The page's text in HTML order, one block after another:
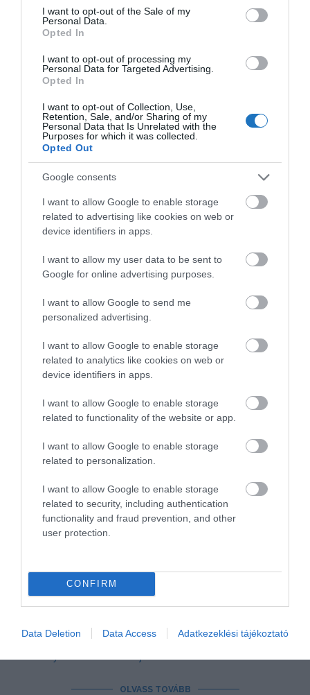
consent section.
I want to opt-out of the Sale of my
Personal Data.
Opted In
I want to opt-out of processing my
Personal Data for Targeted Advertising.
Opted In
I want to opt-out of Collection, Use,
Retention, Sale, and/or Sharing of my
Personal Data that Is Unrelated with the
Purposes for which it was collected.
Opted Out
Google consents
I want to allow Google to enable storage
related to advertising like cookies on web or
device identifiers in apps.
I want to allow my user data to be sent to
Google for online advertising purposes.
I want to allow Google to send me
personalized advertising.
I want to allow Google to enable storage
related to analytics like cookies on web or
device identifiers in apps.
I want to allow Google to enable storage
related to functionality of the website or app.
I want to allow Google to enable storage
related to personalization.
I want to allow Google to enable storage
related to security, including authentication
functionality and fraud prevention, and other
user protection.
CONFIRM
Data Deletion Data Access Adatkezeklési tájékoztató
TURISTÁK
A belföldi utazók elsősorban az akciós árakat,
csomagajánlatokat, az előleg fizetése nélküli
keresik – közölte legfrissebb felmérése alapján a
Szallas.hu kedden az MTI-vel.
EZEK A SZÉP KÁRTYA MÓDOSÍTÁS ÚJ
SZABÁLYAI HIDEG ÉLELMISZER VÁSÁRLÁSHOZ
Élelmiszerboltban hideg élelmiszert is lehet
vásárolni SZÉP kártyával 2023. augusztus 1-től
amelynek részletszabályaihétfő este jelentek meg
OLVASS TOVÁBB